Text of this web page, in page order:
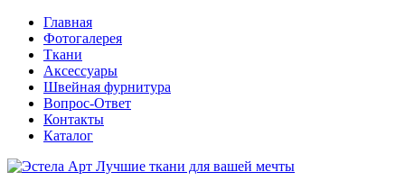
Главная
Фотогалерея
Ткани
Аксессуары
Швейная фурнитура
Вопрос-Ответ
Контакты
Каталог
Лучшие ткани для вашей мечты